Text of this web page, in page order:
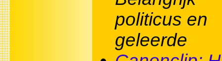
politicus en
geleerde